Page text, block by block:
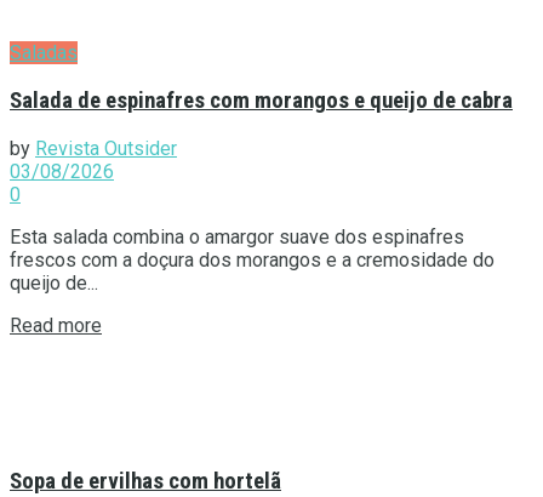
Saladas
Salada de espinafres com morangos e queijo de cabra
by Revista Outsider
03/08/2026
0
Esta salada combina o amargor suave dos espinafres
frescos com a doçura dos morangos e a cremosidade do
queijo de...
Read more
Sopa de ervilhas com hortelã